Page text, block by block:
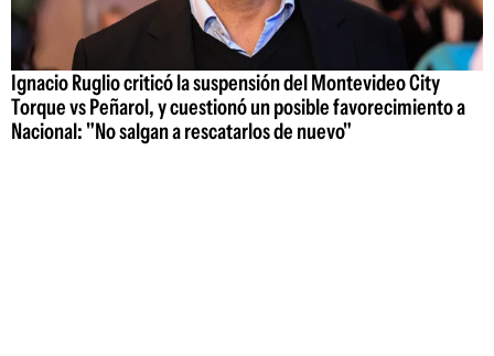
Ignacio Ruglio criticó la suspensión del Montevideo City
Torque vs Peñarol, y cuestionó un posible favorecimiento a
Nacional: "No salgan a rescatarlos de nuevo"